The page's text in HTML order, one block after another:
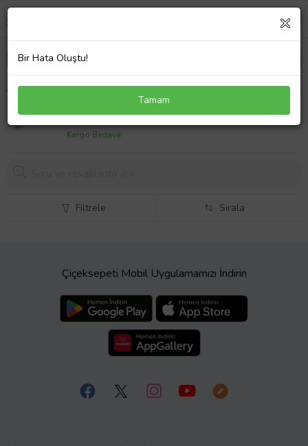
Renault Megane MK4 Talisman için Bagaj dCi
Monogram Yazısı 908920356R
370,00 TL
Kargo Bedava
Filtrele Sırala
Çiçeksepeti Mobil Uygulamamızı İndirin
Bir Hata Oluştu!
Tamam